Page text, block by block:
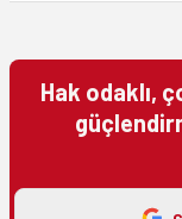
Hak odaklı,